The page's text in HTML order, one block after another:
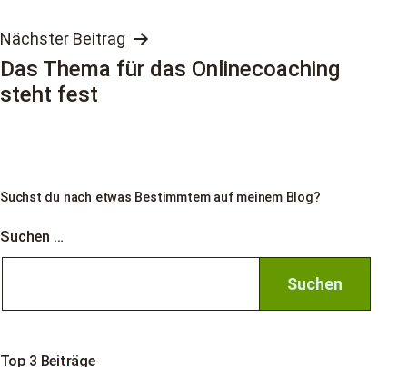
Nächster Beitrag
Das Thema für das Onlinecoaching
steht fest
Suchst du nach etwas Bestimmtem auf meinem Blog?
Suchen …
Top 3 Beiträge